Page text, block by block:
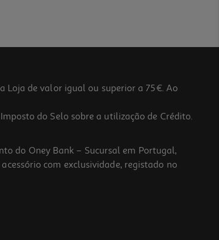
Loja de valor igual ou superior a 75€. Ao
do Selo sobre a utilização de Crédito.
do Oney Bank – Sucursal em Portugal,
com exclusividade, registado no